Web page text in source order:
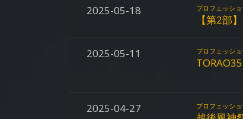
2025-05-18 プロフェッシ
【第2部
2025-05-11 プロフェッシ
TORAO35
2025-04-27 プロフェッシ